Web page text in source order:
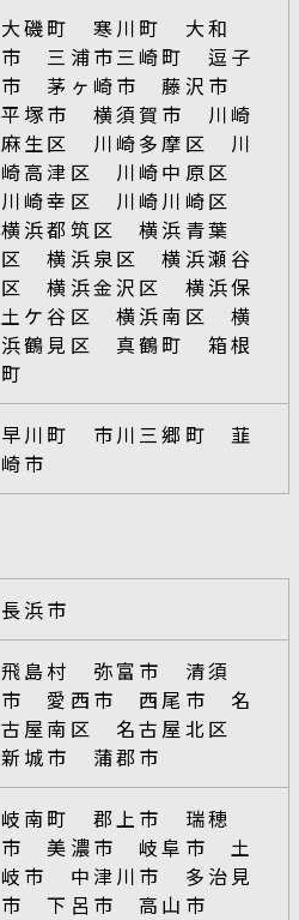
大磯町 寒川町 大和
市 三浦市三崎町 逗子
市 茅ヶ崎市 藤沢市
平塚市 横須賀市 川崎
麻生区 川崎多摩区 川
崎高津区 川崎中原区
川崎幸区 川崎川崎区
横浜都筑区 横浜青葉
区 横浜泉区 横浜瀬谷
区 横浜金沢区 横浜保
土ケ谷区 横浜南区 横
浜鶴見区 真鶴町 箱根
町
早川町 市川三郷町 韮
崎市
長浜市
飛島村 弥富市 清須
市 愛西市 西尾市 名
古屋南区 名古屋北区
新城市 蒲郡市
岐南町 郡上市 瑞穂
市 美濃市 岐阜市 土
岐市 中津川市 多治見
市 下呂市 高山市